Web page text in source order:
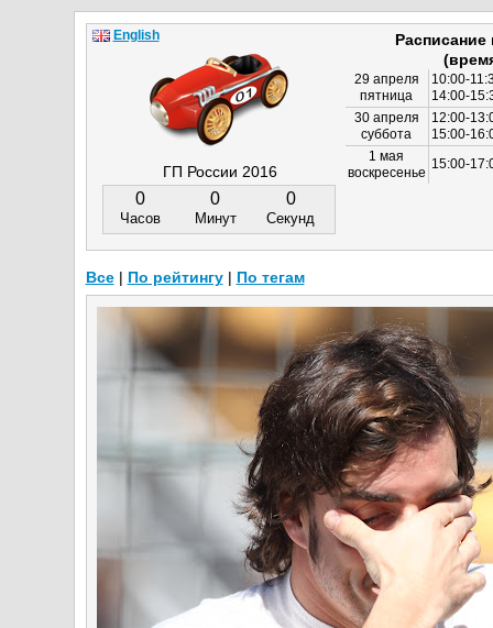
ГП России 2016
0
Часов
0
Минут
0
Секунд
29 апреля
пятница
10:00-
14:00-
30 апреля
суббота
12:00-
15:00-
1 мая
воскресенье
15:00-
English
Все| По рейтингу| По тегам